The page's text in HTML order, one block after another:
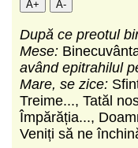
A+ A-
După ce preotul
Mese:
având epitrahilul
Mare, se zice:
Treime..., Tatăl
Împărăția...,
Veniți să ne